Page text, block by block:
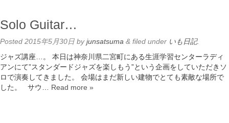
Solo Guitar…
Posted 2015年5月30日 byjunsatsuma & filed under いも日記.
ジャズ講座…。 本日は神奈川県二宮町にある生涯学習センターラディ
アンにて”スタンダードジャズを楽しもう”という企画をしていただきソ
ロで演奏してきました。 会場はまだ新しい建物でとても素敵な場所で
した。 サウ… Read more »